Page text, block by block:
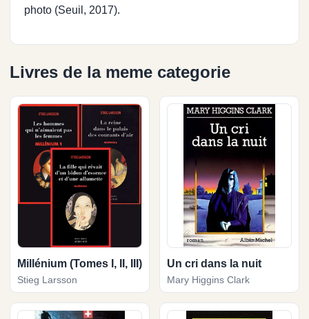
photo (Seuil, 2017).
Livres de la meme categorie
Millénium (Tomes I, II, III)
Stieg Larsson
Un cri dans la nuit
Mary Higgins Clark